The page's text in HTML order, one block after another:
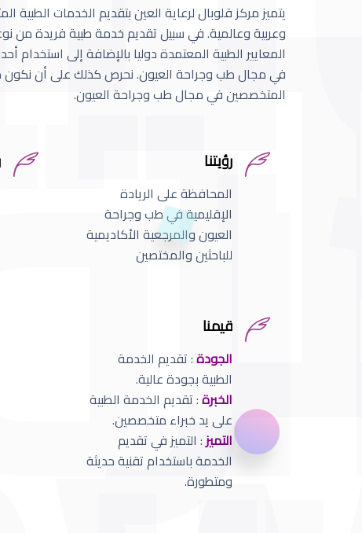
يتميز مركز قلوبال لرعاية العين بتقديم الخدمات
وعربية وعالمية. في سبيل تقديم خدمة طبية فريدة من
المعايير الطبية المعتمدة دوليا بالإضافة إلى استخدام
في مجال طب وجراحة العيون. نحرص كذلك على أن نكون
المتخصصين في مجال طب وجراحة العيون.
رؤيتنا
المحافظة على الريادة
الإقليمية في طب وجراحة
العيون والمرجعية الأكاديمية
للباحثين والمختصين
قيمنا
الجودة: تقديم الخدمة
الطبية بجودة عالية.
الخبرة: تقديم الخدمة الطبية
على يد خبراء متخصصين.
التميز: التميز في تقديم
الخدمة باستخدام تقنية حديثة
ومتطورة.